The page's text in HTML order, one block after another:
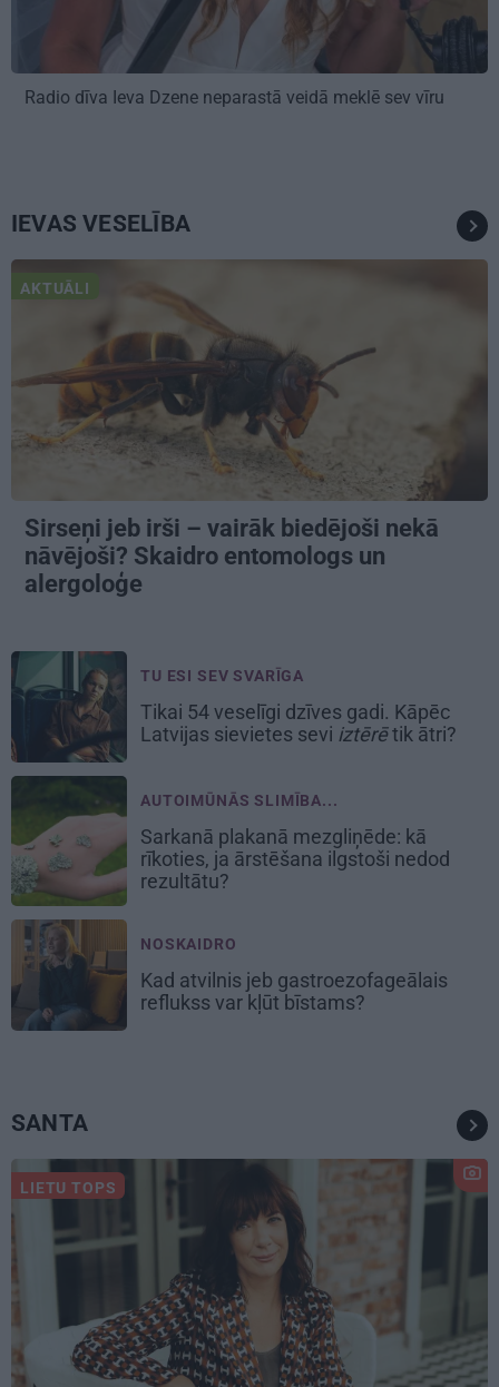
Radio dīva Ieva Dzene neparastā veidā meklē sev vīru
IEVAS VESELĪBA
AKTUĀLI
Sirseņi jeb irši – vairāk biedējoši nekā
nāvējoši? Skaidro entomologs un
alergoloģe
TU ESI SEV SVARĪGA
Tikai 54 veselīgi dzīves gadi. Kāpēc
Latvijas sievietes sevi iztērētik ātri?
AUTOIMŪNĀS SLIMĪBA...
Sarkanā plakanā mezgliņēde: kā
rīkoties, ja ārstēšana ilgstoši nedod
rezultātu?
NOSKAIDRO
Kad atvilnis jeb gastroezofageālais
reflukss var kļūt bīstams?
SANTA
LIETU TOPS